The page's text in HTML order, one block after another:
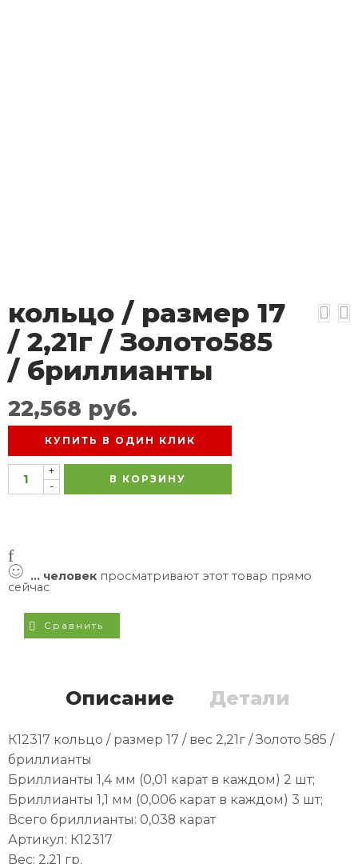
кольцо / размер 17
/ 2,21г / Золото585
/ бриллианты
22,568 руб.
КУПИТЬ В ОДИН КЛИК
+
-
В КОРЗИНУ
... человек просматривают этот товар прямо
сейчас
Сравнить
Описание Детали
К12317 кольцо / размер 17 / вес 2,21г / Золото 585 /
бриллианты
Бриллианты 1,4 мм (0,01 карат в каждом) 2 шт;
Бриллианты 1,1 мм (0,006 карат в каждом) 3 шт;
Всего бриллианты: 0,038 карат
Артикул: К12317
Вес: 2,21 гр.